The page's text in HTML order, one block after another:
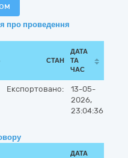
про проведення
СТАН
ДАТА
ТА
ЧАС
Експортовано:
13-05-
2026,
23:04:36
ДАТА